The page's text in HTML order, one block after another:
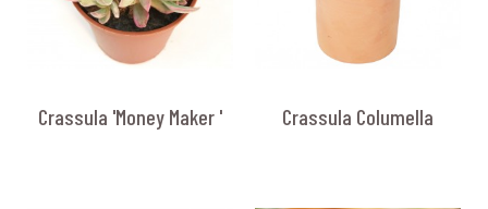
Crassula 'Money Maker ' Crassula Columella